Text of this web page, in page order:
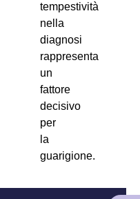
tempestività
nella
diagnosi
rappresenta
un
fattore
decisivo
per
la
guarigione.